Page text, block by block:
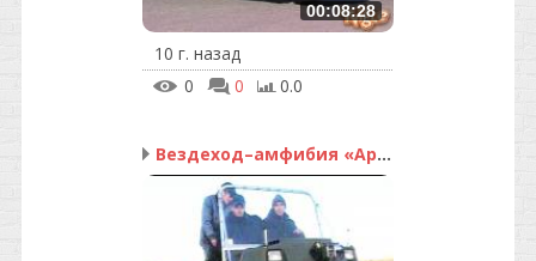
00:08:28
10 г. назад
0
0 0.0
Вездеход–амфибия «Арго»